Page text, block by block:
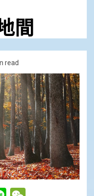
間
read